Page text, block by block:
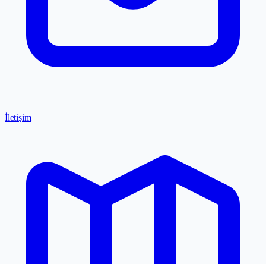
İletişim